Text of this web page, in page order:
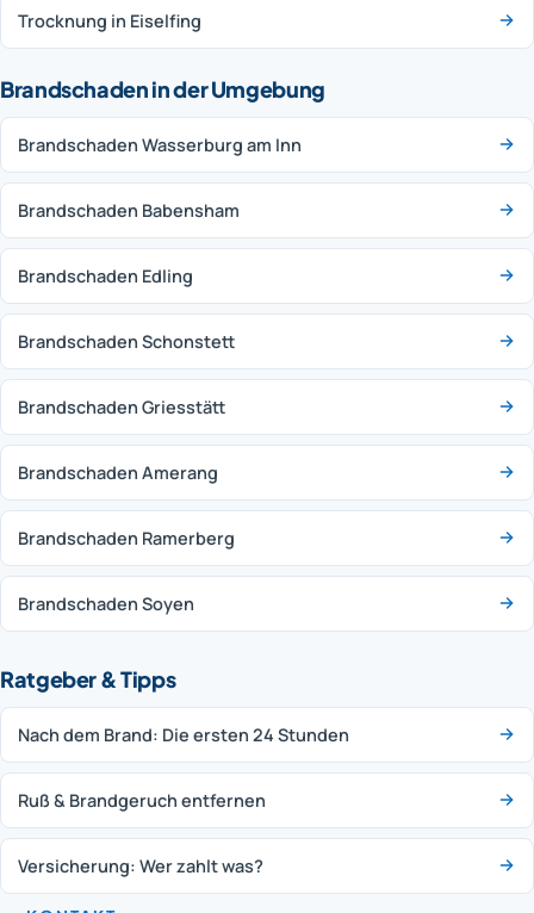
Trocknung in Eiselfing
Brandschaden in der Umgebung
Brandschaden Wasserburg am Inn
Brandschaden Babensham
Brandschaden Edling
Brandschaden Schonstett
Brandschaden Griesstätt
Brandschaden Amerang
Brandschaden Ramerberg
Brandschaden Soyen
Ratgeber & Tipps
Nach dem Brand: Die ersten 24 Stunden
Ruß & Brandgeruch entfernen
Versicherung: Wer zahlt was?